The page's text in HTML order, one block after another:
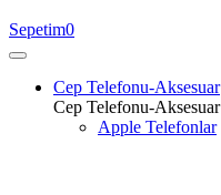
Sepetim0
Cep Telefonu-Aksesuar
Cep Telefonu-Aksesuar
Apple Telefonlar